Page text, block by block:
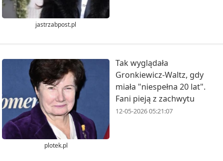
jastrzabpost.pl
plotek.pl
Tak wyglądała
Gronkiewicz-Waltz, gdy
miała "niespełna 20 lat".
Fani pieją z zachwytu
12-05-2026 05:21:07